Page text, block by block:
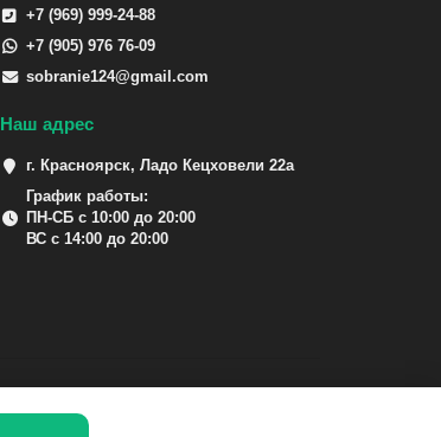
+7 (969) 999-24-88
+7 (905) 976 76-09
sobranie124@gmail.com
Наш адрес
г. Красноярск, Ладо Кецховели 22а
График работы:
ПН-СБ с 10:00 до 20:00
ВС с 14:00 до 20:00